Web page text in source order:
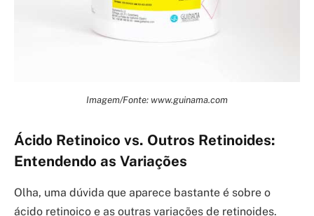
Imagem/Fonte: www.guinama.com
Ácido Retinoico vs. Outros Retinoides:
Entendendo as Variações
Olha, uma dúvida que aparece bastante é sobre o
ácido retinoico e as outras variações de retinoides.